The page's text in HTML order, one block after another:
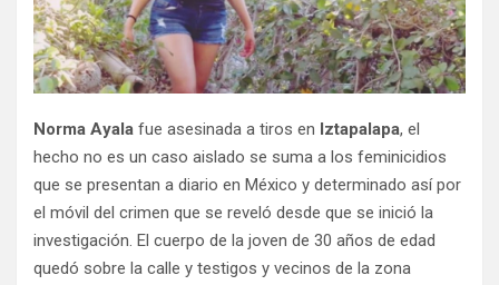
Norma Ayala fue asesinada a tiros en Iztapalapa, el
hecho no es un caso aislado se suma a los feminicidios
que se presentan a diario en México y determinado así por
el móvil del crimen que se reveló desde que se inició la
investigación. El cuerpo de la joven de 30 años de edad
quedó sobre la calle y testigos y vecinos de la zona